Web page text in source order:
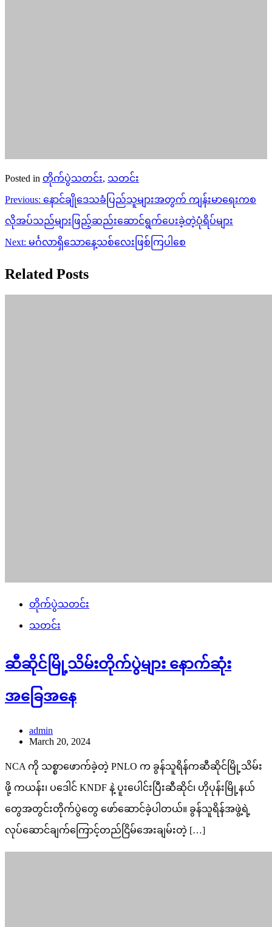
Posted in တိုက်ပွဲသတင်း, သတင်း
Post
navigation
Previous: နောင်ချိုဒေသခံပြည်သူများအတွက် ကျန်းမာရေးကစ
လိုအပ်သည်များဖြည့်ဆည်းဆောင်ရွက်ပေးခဲ့တဲ့ပုံရိပ်များ
Next: မင်္ဂလာရှိသောနေ့သစ်လေးဖြစ်ကြပါစေ
Related Posts
တိုက်ပွဲသတင်း
သတင်း
ဆီဆိုင်မြို့သိမ်းတိုက်ပွဲများ နောက်ဆုံး
အခြေအနေ
admin
March 20, 2024
NCA ကို သစ္စာဖောက်ခဲ့တဲ့ PNLO က ခွန်သူရိန်ကဆီဆိုင်မြို့သိမ်း
ဖို့ ကယန်း၊ ပဒေါင် KNDF နဲ့ ပူးပေါင်းပြီးဆီဆိုင်၊ ဟိုပုန်းမြို့နယ်
တွေအတွင်းတိုက်ပွဲတွေ ဖော်ဆောင်ခဲ့ပါတယ်။ ခွန်သူရိန်အဖွဲ့ရဲ့
လုပ်ဆောင်ချက်ကြောင့်တည်ငြိမ်အေးချမ်းတဲ့ […]